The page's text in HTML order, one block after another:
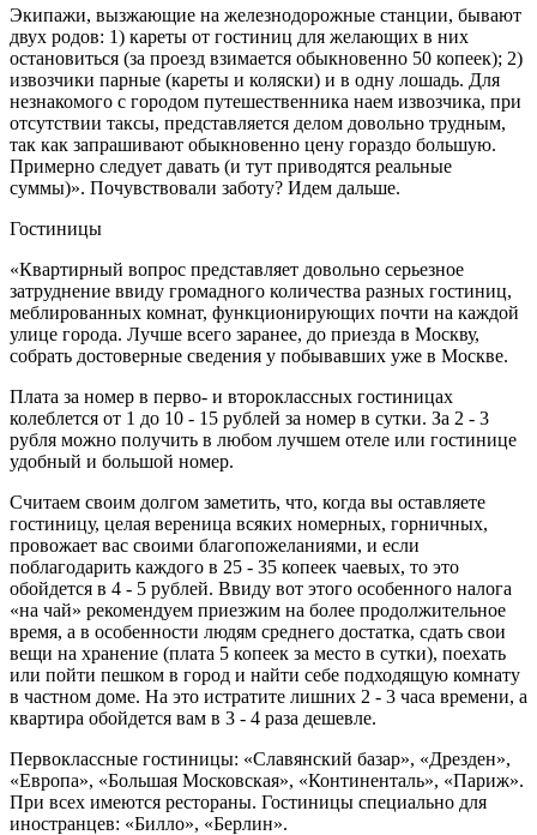
Экипажи, вызжающие на железнодорожные станции, бывают
двух родов: 1) кареты от гостиниц для желающих в них
остановиться (за проезд взимается обыкновенно 50 копеек); 2)
извозчики парные (кареты и коляски) и в одну лошадь. Для
незнакомого с городом путешественника наем извозчика, при
отсутствии таксы, представляется делом довольно трудным,
так как запрашивают обыкновенно цену гораздо большую.
Примерно следует давать (и тут приводятся реальные
суммы)». Почувствовали заботу? Идем дальше.
Гостиницы
«Квартирный вопрос представляет довольно серьезное
затруднение ввиду громадного количества разных гостиниц,
меблированных комнат, функционирующих почти на каждой
улице города. Лучше всего заранее, до приезда в Москву,
собрать достоверные сведения у побывавших уже в Москве.
Плата за номер в перво- и второклассных гостиницах
колеблется от 1 до 10 - 15 рублей за номер в сутки. За 2 - 3
рубля можно получить в любом лучшем отеле или гостинице
удобный и большой номер.
Считаем своим долгом заметить, что, когда вы оставляете
гостиницу, целая вереница всяких номерных, горничных,
провожает вас своими благопожеланиями, и если
поблагодарить каждого в 25 - 35 копеек чаевых, то это
обойдется в 4 - 5 рублей. Ввиду вот этого особенного налога
«на чай» рекомендуем приезжим на более продолжительное
время, а в особенности людям среднего достатка, сдать свои
вещи на хранение (плата 5 копеек за место в сутки), поехать
или пойти пешком в город и найти себе подходящую комнату
в частном доме. На это истратите лишних 2 - 3 часа времени, а
квартира обойдется вам в 3 - 4 раза дешевле.
Первоклассные гостиницы: «Славянский базар», «Дрезден»,
«Европа», «Большая Московская», «Континенталь», «Париж».
При всех имеются рестораны. Гостиницы специально для
иностранцев: «Билло», «Берлин».